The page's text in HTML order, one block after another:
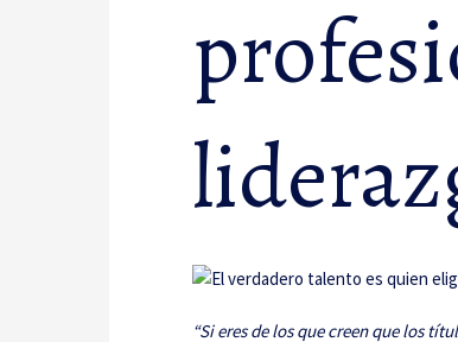
“Si eres de los que creen que los